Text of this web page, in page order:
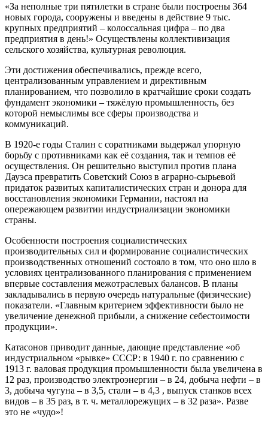
«За неполные три пятилетки в стране были построены 364
новых города, сооружены и введены в действие 9 тыс.
крупных предприятий – колоссальная цифра – по два
предприятия в день!» Осуществлены коллективизация
сельского хозяйства, культурная революция.
Эти достижения обеспечивались, прежде всего,
централизованным управлением и директивным
планированием, что позволило в кратчайшие сроки создать
фундамент экономики – тяжёлую промышленность, без
которой немыслимы все сферы производства и
коммуникаций.
В 1920-е годы Сталин с соратниками выдержал упорную
борьбу с противниками как её создания, так и темпов её
осуществления. Он решительно выступил против плана
Дауэса превратить Советский Союз в аграрно-сырьевой
придаток развитых капиталистических стран и донора для
восстановления экономики Германии, настоял на
опережающем развитии индустриализации экономики
страны.
Особенности построения социалистических
производительных сил и формирование социалистических
производственных отношений состояло в том, что оно шло в
условиях централизованного планирования с применением
впервые составления межотраслевых балансов. В планы
закладывались в первую очередь натуральные (физические)
показатели. «Главным критерием эффективности было не
увеличение денежной прибыли, а снижение себестоимости
продукции».
Катасонов приводит данные, дающие представление «об
индустриальном «рывке» СССР: в 1940 г. по сравнению с
1913 г. валовая продукция промышленности была увеличена в
12 раз, производство электроэнергии – в 24, добыча нефти – в
3, добыча чугуна – в 3,5, стали – в 4,3 , выпуск станков всех
видов – в 35 раз, в т. ч. металлорежущих – в 32 раза». Разве
это не «чудо»!